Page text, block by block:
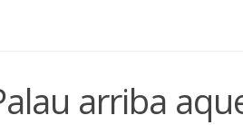
arriba